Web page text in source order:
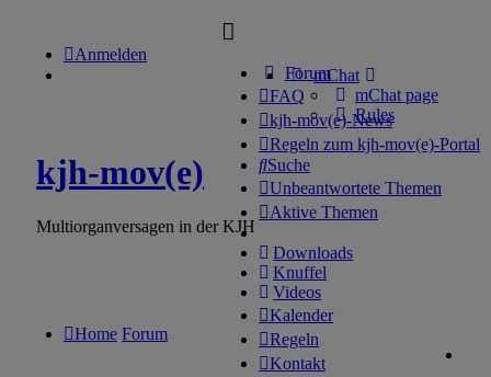
Forum
FAQ
kjh-mov(e)-News
Regeln zum kjh-mov(e)-Portal
Suche
Unbeantwortete Themen
Aktive Themen
Downloads
Knuffel
Videos
Kalender
Regeln
Kontakt
Anmelden
mChat
mChat page
Rules
kjh-mov(e)
Multiorganversagen in der KJH
Home Forum